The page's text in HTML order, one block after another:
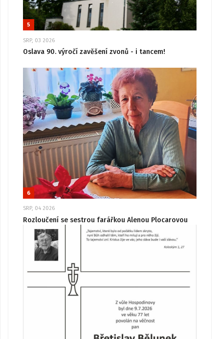
5
SRP, 03 2026
Oslava 90. výročí zavěšení zvonů - i tancem!
6
SRP, 04 2026
Rozloučení se sestrou farářkou Alenou Plocarovou